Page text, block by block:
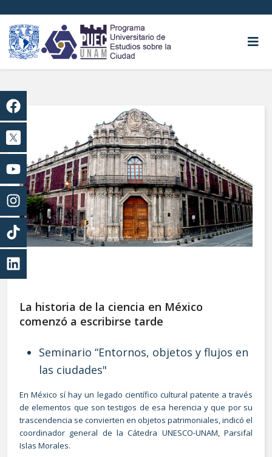
La historia de la ciencia en México
comenzó a escribirse tarde
Seminario “Entornos, objetos y flujos en
las ciudades"
En México sí hay un legado científico cultural patente a través
de elementos que son testigos de esa herencia y que por su
trascendencia se convierten en objetos patrimoniales, indicó el
coordinador general de la Cátedra UNESCO-UNAM, Parsifal
Islas Morales.